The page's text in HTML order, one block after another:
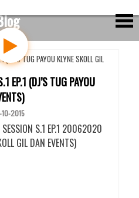
EP.1 (DJ’S TUG PAYOU
2015
SESSION S.1 EP.1 20062020
GIL DAN EVENTS)